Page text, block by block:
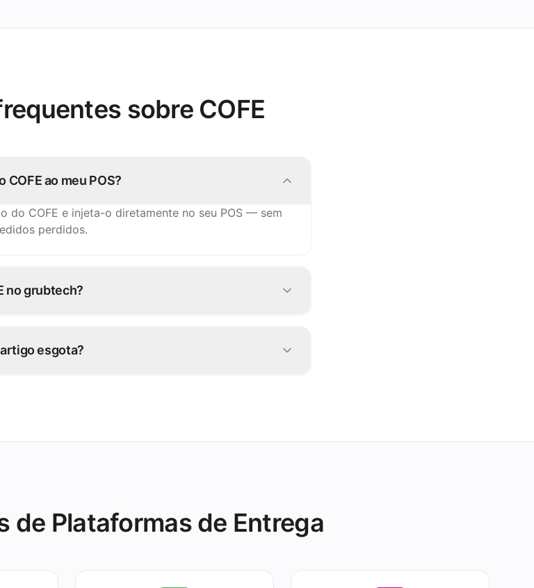
sobre COFE
ao meu POS?
do COFE e injeta-o diretamente no seu POS — sem
perdidos.
no grubtech?
esgota?
de Plataformas de Entrega